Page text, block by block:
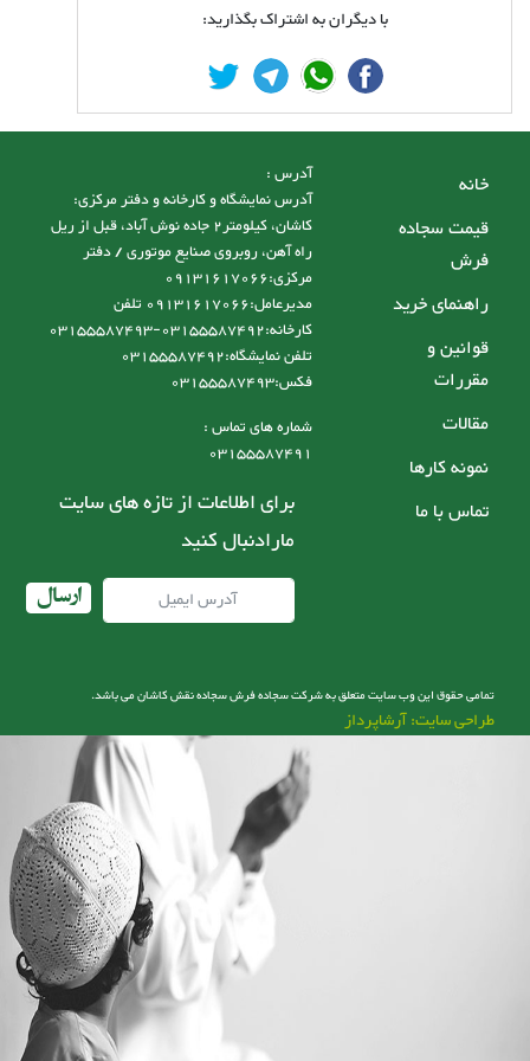
با دیگران به اشتراک بگذارید:
خانه
قیمت سجاده
فرش
راهنمای خرید
قوانین و
مقررات
مقالات
نمونه کارها
تماس با ما
آدرس :
آدرس نمایشگاه و کارخانه و دفتر مرکزی:
کاشان، کیلومتر2 جاده نوش آباد، قبل از ریل
راه آهن، روبروی صنایع موتوری / دفتر
مرکزی:09131617066
مدیرعامل:09131617066 تلفن
کارخانه:03155587492-03155587493
تلفن نمایشگاه:03155587492
فکس:03155587493
شماره های تماس :
03155587491
برای اطلاعات از تازه های سایت
مارادنبال کنید
ارسال
تمامی حقوق این وب سایت متعلق به شرکت سجاده فرش سجاده نقش کاشان می باشد.
طراحی سایت: آرشاپرداز